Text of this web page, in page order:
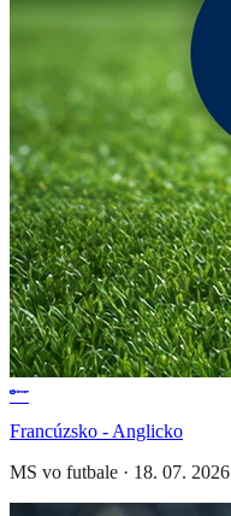
Francúzsko - Anglicko
MS vo futbale · 18. 07. 2026